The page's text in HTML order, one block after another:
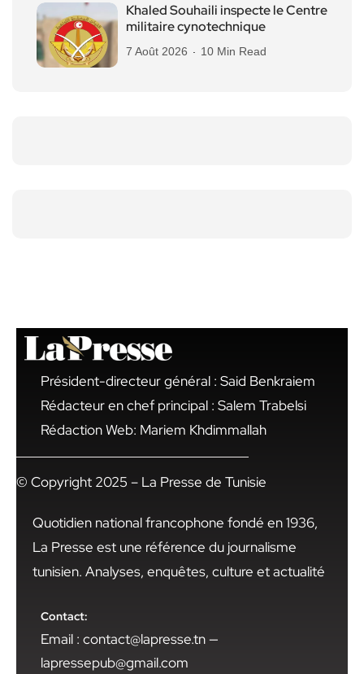
Khaled Souhaili inspecte le Centre
militaire cynotechnique
7 Août 2026 10 Min Read
Président-directeur général : Said Benkraiem
Rédacteur en chef principal : Salem Trabelsi
Rédaction Web: Mariem Khdimmallah
© Copyright 2025 – La Presse de Tunisie
Quotidien national francophone fondé en 1936,
La Presse est une référence du journalisme
tunisien. Analyses, enquêtes, culture et actualité
Contact:
Email : contact@lapresse.tn —
lapressepub@gmail.com